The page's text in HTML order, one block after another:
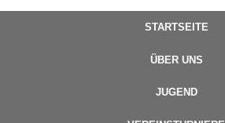
STARTSEITE
ÜBER UNS
JUGEND